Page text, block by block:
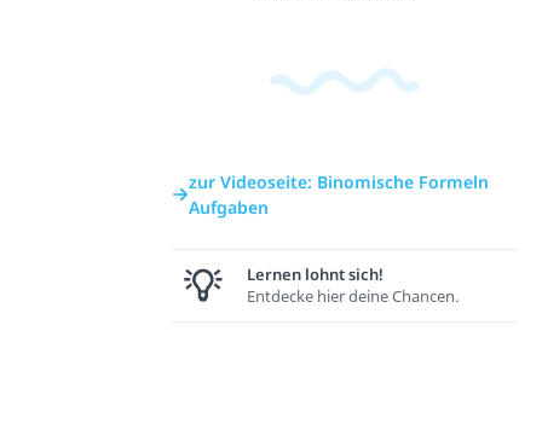
zur Videoseite: Binomische Formeln
Aufgaben
Lernen lohnt sich!
Entdecke hier deine Chancen.